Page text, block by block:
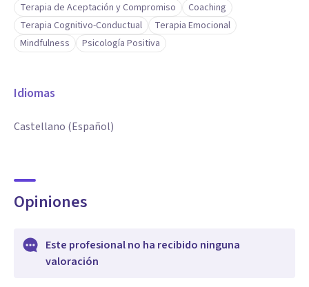
Terapia de Aceptación y Compromiso
Coaching
Terapia Cognitivo-Conductual
Terapia Emocional
Mindfulness
Psicología Positiva
Idiomas
Castellano (Español)
Opiniones
Este profesional no ha recibido ninguna
valoración